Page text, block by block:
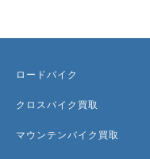
ロードバイク
クロスバイク買取
マウンテンバイク買取